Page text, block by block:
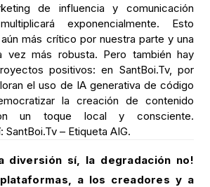
de influencia y comunicación
exponencialmente. Esto
más crítico por nuestra parte y una
vez más robusta. Pero también hay
positivos: en SantBoi.Tv, por
el uso de IA generativa de código
la creación de contenido
un toque local y consciente.
SantBoi.Tv – Etiqueta AIG.
diversión sí, la degradación no!
a los creadores y a